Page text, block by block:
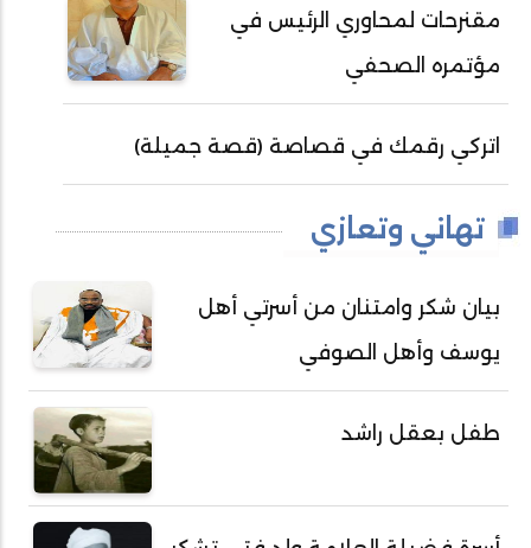
مقنرحات لمحاوري الرئيس في
مؤتمره الصحفي
اتركي رقمك في قصاصة (قصة جميلة)
تهاني وتعازي
بيان شكر وامتنان من أسرتي أهل
يوسف وأهل الصوفي
طفل بعقل راشد